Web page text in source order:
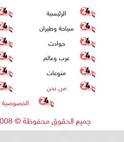
الرئيسية
سياحة وطيران
حوادث
عرب وعالم
منوعات
من نحن
الخصوصية
جميع الحقوق محفوظة©